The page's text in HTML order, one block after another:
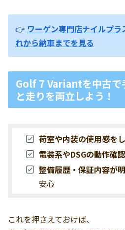
👉 ワーゲン専門店ナイルプ
れから納車までを見る
Golf 7 Variantを中古で
と走りを両立しよう！
荷室や内装の使用感を
電装系やDSGの動作確
整備履歴・保証内容が
安心
これを押さえておけば、